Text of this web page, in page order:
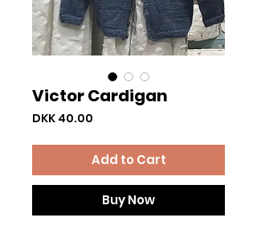
Victor Cardigan
DKK 40.00
Add to Cart
Buy Now